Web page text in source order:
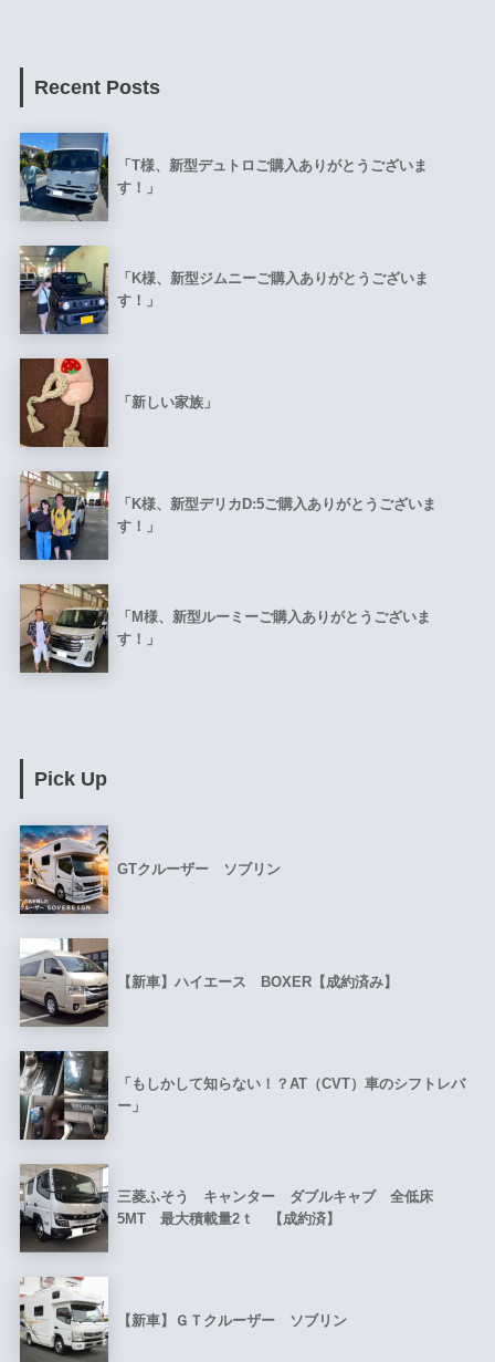
Recent Posts
「T様、新型デュトロご購入ありがとうございま
す！」
「K様、新型ジムニーご購入ありがとうございま
す！」
「新しい家族」
「K様、新型デリカD:5ご購入ありがとうございま
す！」
「M様、新型ルーミーご購入ありがとうございま
す！」
Pick Up
GTクルーザー ソブリン
【新車】ハイエース BOXER【成約済み】
「もしかして知らない！？AT（CVT）車のシフトレバ
ー」
三菱ふそう キャンター ダブルキャブ 全低床
5MT 最大積載量2ｔ 【成約済】
【新車】ＧＴクルーザー ソブリン